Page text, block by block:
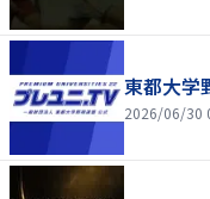
東都大学
2026/06/30